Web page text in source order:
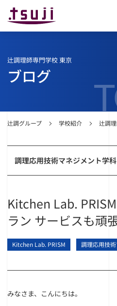
辻調グループ 学校紹介 辻調
辻調理師専門学校 東京
ブログ
調理応用技術マネジメント学科
Kitchen Lab.
ラン サービスも頑
Kitchen Lab. PRISM 調理応用技
みなさま、こんにちは。